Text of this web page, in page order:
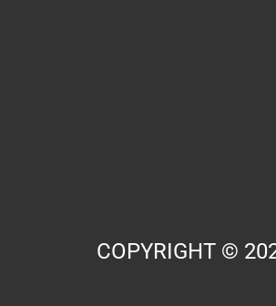
COPYRIGHT ©